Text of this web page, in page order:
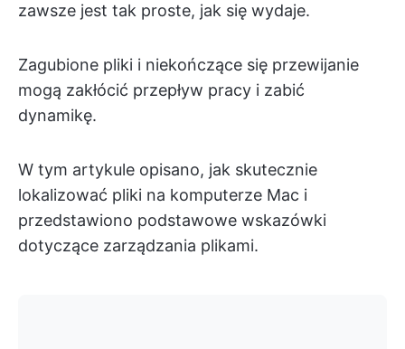
zawsze jest tak proste, jak się wydaje.
Zagubione pliki i niekończące się przewijanie
mogą zakłócić przepływ pracy i zabić
dynamikę.
W tym artykule opisano, jak skutecznie
lokalizować pliki na komputerze Mac i
przedstawiono podstawowe wskazówki
dotyczące zarządzania plikami.